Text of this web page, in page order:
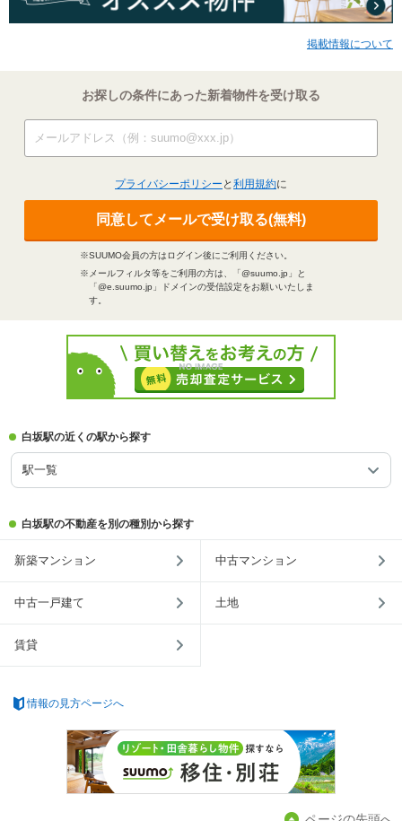
掲載情報について
お探しの条件にあった新着物件を受け取る
プライバシーポリシー と 利用規約に
同意してメールで受け取る(無料)
※SUUMO会員の方はログイン後にご利用ください。
※メールフィルタ等をご利用の方は、「@suumo.jp」と
「@e.suumo.jp」ドメインの受信設定をお願いいたしま
す。
白坂駅の近くの駅から探す
駅一覧
白坂駅の不動産を別の種別から探す
新築マンション 中古マンション
中古一戸建て 土地
賃貸
情報の見方ページへ